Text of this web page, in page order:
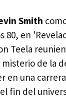
Smith
80, en
Teela
de la
en una
fin del